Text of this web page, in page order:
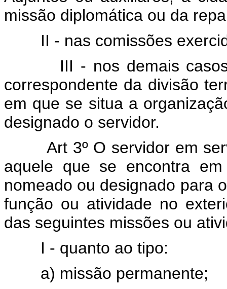
missão diplomática ou da
II - nas comissões
III - nos demais
correspondente da divisão
em que se situa a
designado o servidor.
Art 3º O servidor em
aquele que se encontra
nomeado ou designado para
função ou atividade no
das seguintes missões ou
I - quanto ao tipo:
a) missão permanente;